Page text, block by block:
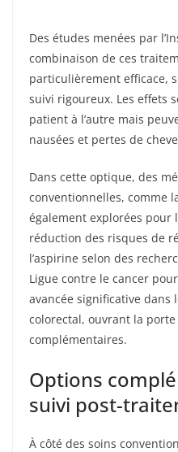
Des études menées par
combinaison de ces
particulièrement efficace,
suivi rigoureux. Les effets
patient à l’autre mais
nausées et pertes de
Dans cette optique, des
conventionnelles, comme
également explorées pour
réduction des risques de
l’aspirine selon des
Ligue contre le cancer
avancée significative
colorectal, ouvrant la
complémentaires.
Options
suivi post-
À côté des soins